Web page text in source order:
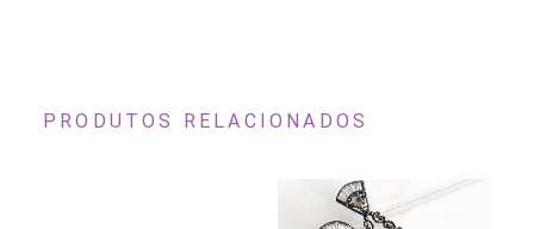
PRODUTOS RELACIONADOS